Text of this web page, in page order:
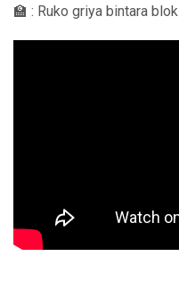
🏫 : Ruko griya bintara